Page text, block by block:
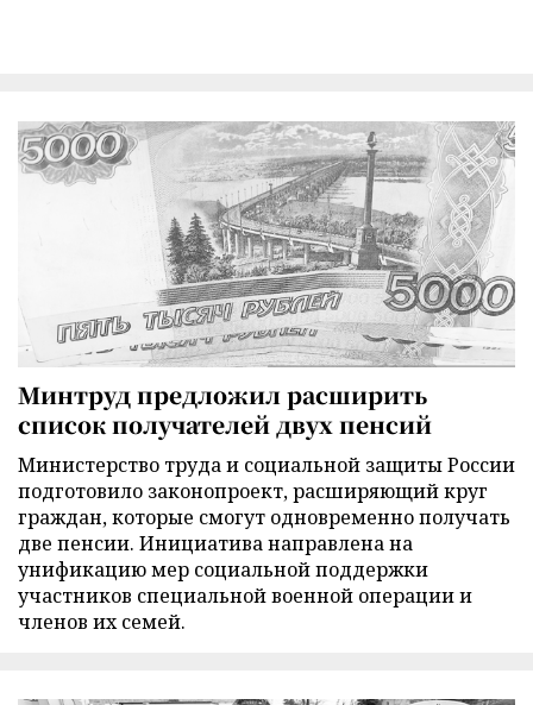
Минтруд предложил расширить
список получателей двух пенсий
Министерство труда и социальной защиты России
подготовило законопроект, расширяющий круг
граждан, которые смогут одновременно получать
две пенсии. Инициатива направлена на
унификацию мер социальной поддержки
участников специальной военной операции и
членов их семей.